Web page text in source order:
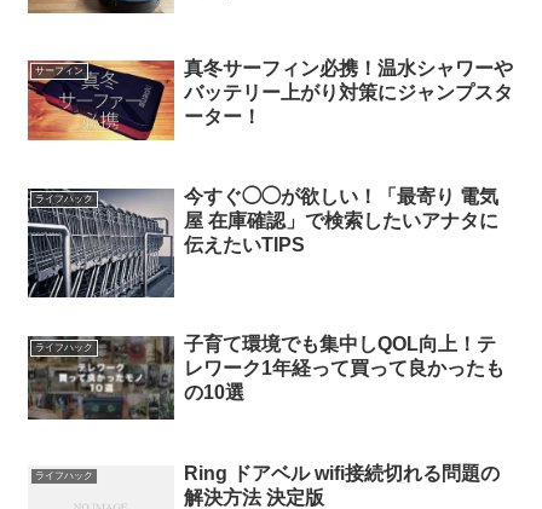
サーフィン
真冬サーフィン必携！温水シャワーや
バッテリー上がり対策にジャンプスタ
ーター！
ライフハック
今すぐ◯◯が欲しい！「最寄り 電気
屋 在庫確認」で検索したいアナタに
伝えたいTIPS
ライフハック
子育て環境でも集中しQOL向上！テ
レワーク1年経って買って良かったも
の10選
ライフハック
Ring ドアベル wifi接続切れる問題の
解決方法 決定版